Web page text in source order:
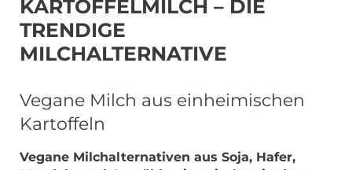
KARTOFFELMILCH – DIE
TRENDIGE
MILCHALTERNATIVE
Vegane Milch aus einheimischen
Kartoffeln
Vegane Milchalternativen aus Soja, Hafer,